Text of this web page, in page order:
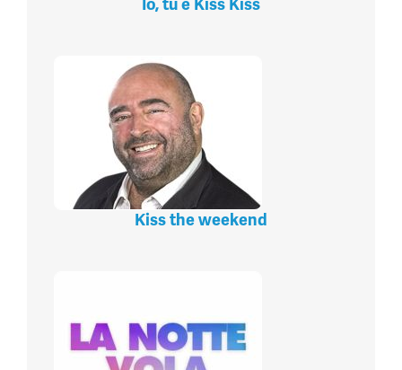
Io, tu e Kiss Kiss
Kiss the weekend